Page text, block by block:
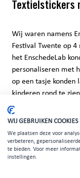
Textielstickers
Wij waren namens
Festival Twente op
het EnschedeLab
personaliseren met
op een tasje konden
kinderen rond te
tasjes. Hun
extra speciaal.
Het was een dag
Dank aan iedereen
van het EnschedeLab!
WIJ GEBRUIKEN COOKIES
We plaatsen deze voor
verbeteren,
te bieden. Voor meer
instellingen.